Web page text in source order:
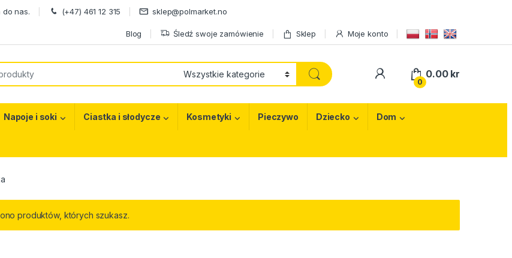
do nas. (+47) 461 12 315 sklep@polmarket.no
Blog Śledź swoje zamówienie Sklep Moje konto
My Account
0
0.00 kr
Napoje i soki Ciastka i słodycze Kosmetyki Pieczywo Dziecko Dom
produktów, których szukasz.